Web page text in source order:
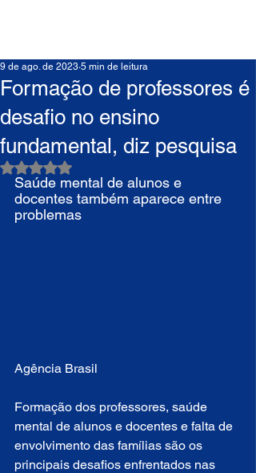
Formação de professores é
desafio no ensino
fundamental, diz pesquisa
9 de ago. de 2023 5 min de leitura
Avaliado com NaN de 5 estrelas.
Saúde mental de alunos e
docentes também aparece entre
problemas
Agência Brasil
Formação dos professores, saúde
mental de alunos e docentes e falta de
envolvimento das famílias são os
principais desafios enfrentados nas